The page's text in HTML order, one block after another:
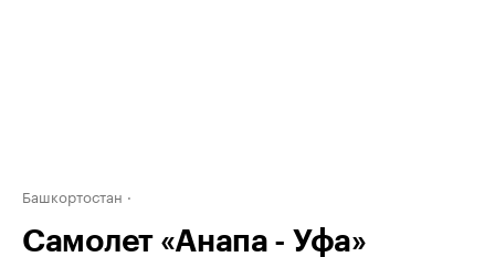
Башкортостан
Самолет «Анапа - Уфа»